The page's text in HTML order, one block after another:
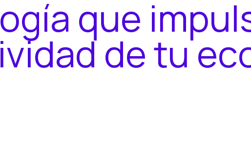
ogía que impul
ividaddetu ec